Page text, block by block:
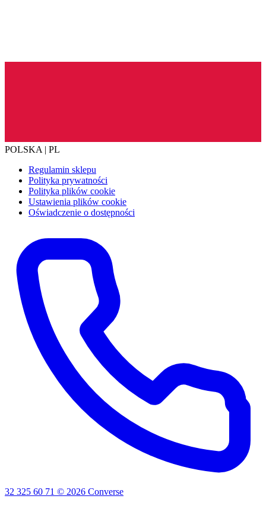
POLSKA | PL
Regulamin sklepu
Polityka prywatności
Polityka plików cookie
Ustawienia plików cookie
Oświadczenie o dostępności
32 325 60 71 © 2026 Converse